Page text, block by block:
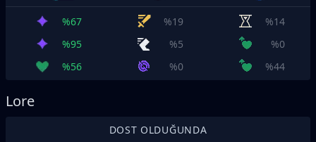
%67 %19
%14
%95
%5
%0
%56
%0 %44
Lore
DOST OLDUĞUNDA